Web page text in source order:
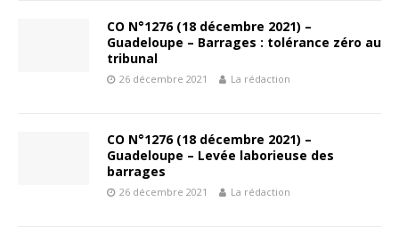
CO N°1276 (18 décembre 2021) –
Guadeloupe – Barrages : tolérance zéro au
tribunal
26 décembre 2021 La rédaction
CO N°1276 (18 décembre 2021) –
Guadeloupe – Levée laborieuse des
barrages
26 décembre 2021 La rédaction